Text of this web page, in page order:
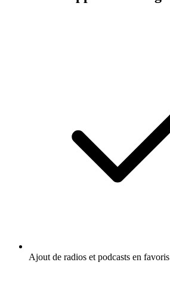
Ajout de radios et podcasts en favoris